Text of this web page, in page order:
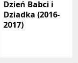
Dzień Babci i
Dziadka (2016-
2017)